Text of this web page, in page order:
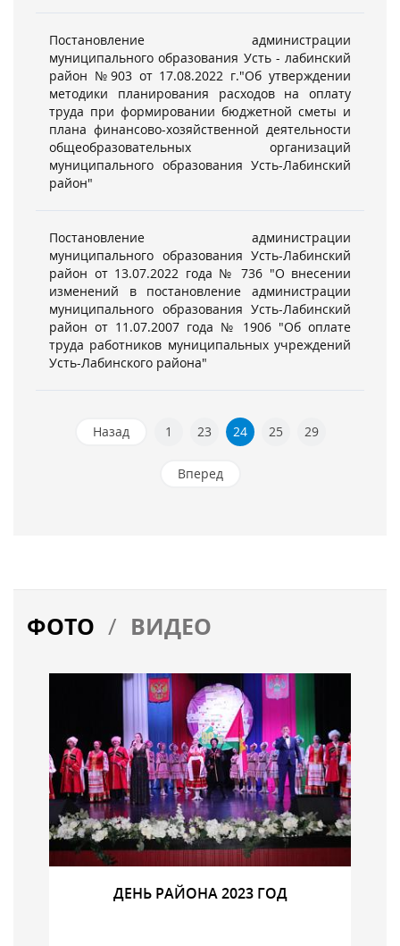
Постановление администрации
муниципального образования Усть - лабинский
район №903 от 17.08.2022 г."Об утверждении
методики планирования расходов на оплату
труда при формировании бюджетной сметы и
плана финансово-хозяйственной деятельности
общеобразовательных организаций
муниципального образования Усть-Лабинский
район"
Постановление администрации
муниципального образования Усть-Лабинский
район от 13.07.2022 года № 736 "О внесении
изменений в постановление администрации
муниципального образования Усть-Лабинский
район от 11.07.2007 года № 1906 "Об оплате
труда работников муниципальных учреждений
Усть-Лабинского района"
Назад 1 23 24 25 29
Вперед
ФОТО / ВИДЕО
ДЕНЬ РАЙОНА 2023 ГОД